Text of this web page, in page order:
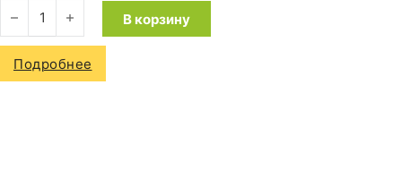
Количество товара Ламинат Quick-Step Impressive IM3557
В корзину
Подробнее